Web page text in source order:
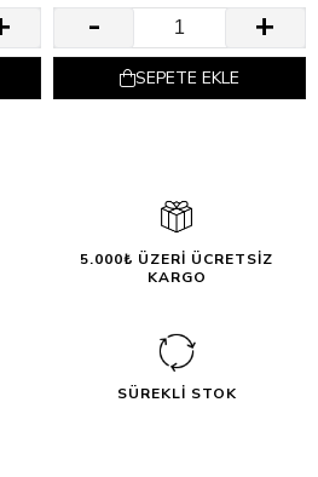
SEPETE EKLE
5.000₺ ÜZERİ ÜCRETSİZ
KARGO
SÜREKLİ STOK